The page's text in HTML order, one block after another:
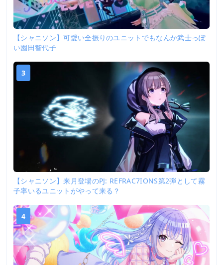
【シャニソン】可愛い全振りのユニットでもなんか武士っぽ
い園田智代子
3
【シャニソン】来月登場のPJ: REFRAC7IONS第2弾として霧
子率いるユニットがやって来る？
4